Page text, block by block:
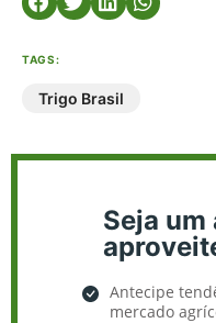
TAGS:
Trigo Brasil
Seja um
Antecipe
mercado